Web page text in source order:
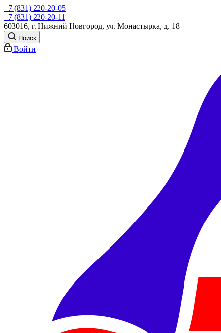
+7 (831) 220-20-05
+7 (831) 220-20-11
603016, г. Нижний Новгород, ул. Монастырка, д. 18
Поиск
Войти